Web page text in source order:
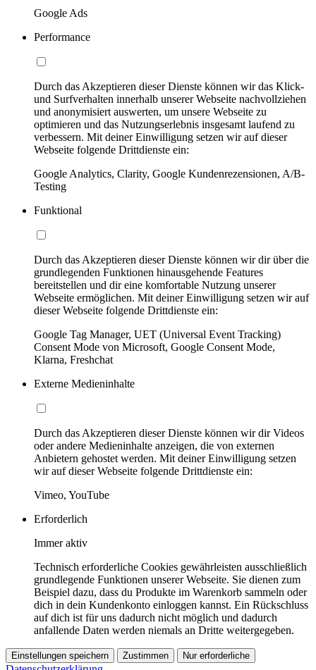
Google Ads
Performance
Durch das Akzeptieren dieser Dienste können wir das Klick-
und Surfverhalten innerhalb unserer Webseite nachvollziehen
und anonymisiert auswerten, um unsere Webseite zu
optimieren und das Nutzungserlebnis insgesamt laufend zu
verbessern. Mit deiner Einwilligung setzen wir auf dieser
Webseite folgende Drittdienste ein:
Google Analytics, Clarity, Google Kundenrezensionen, A/B-
Testing
Funktional
Durch das Akzeptieren dieser Dienste können wir dir über die
grundlegenden Funktionen hinausgehende Features
bereitstellen und dir eine komfortable Nutzung unserer
Webseite ermöglichen. Mit deiner Einwilligung setzen wir auf
dieser Webseite folgende Drittdienste ein:
Google Tag Manager, UET (Universal Event Tracking)
Consent Mode von Microsoft, Google Consent Mode,
Klarna, Freshchat
Externe Medieninhalte
Durch das Akzeptieren dieser Dienste können wir dir Videos
oder andere Medieninhalte anzeigen, die von externen
Anbietern gehostet werden. Mit deiner Einwilligung setzen
wir auf dieser Webseite folgende Drittdienste ein:
Vimeo, YouTube
Erforderlich
Immer aktiv
Technisch erforderliche Cookies gewährleisten ausschließlich
grundlegende Funktionen unserer Webseite. Sie dienen zum
Beispiel dazu, dass du Produkte im Warenkorb sammeln oder
dich in dein Kundenkonto einloggen kannst. Ein Rückschluss
auf dich ist für uns dadurch nicht möglich und dadurch
anfallende Daten werden niemals an Dritte weitergegeben.
Einstellungen speichern Zustimmen Nur erforderliche